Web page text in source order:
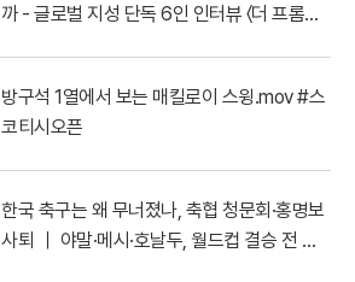
까 - 글로벌 지성 단독 6인 인터뷰 〈더 프롬프
방구석 1열에서 보는 매킬로이 스윙.mov #스
코티시오픈
한국 축구는 왜 무너졌나, 축협 청문회·홍명보
사퇴 ｜ 야말·메시·호날두, 월드컵 결승 전 마